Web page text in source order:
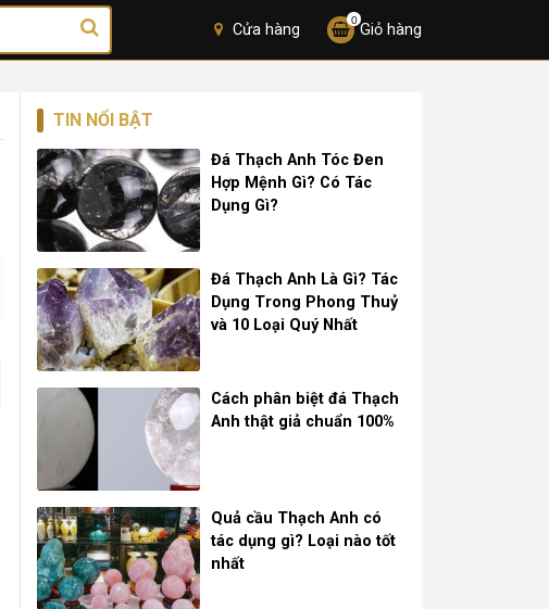
Cửa hàng Giỏ hàng
0
TIN NỔI BẬT
Đá Thạch Anh Tóc Đen
Hợp Mệnh Gì? Có Tác
Dụng Gì?
Đá Thạch Anh Là Gì? Tác
Dụng Trong Phong Thuỷ
và 10 Loại Quý Nhất
Cách phân biệt đá Thạch
Anh thật giả chuẩn 100%
Quả cầu Thạch Anh có
tác dụng gì? Loại nào tốt
nhất